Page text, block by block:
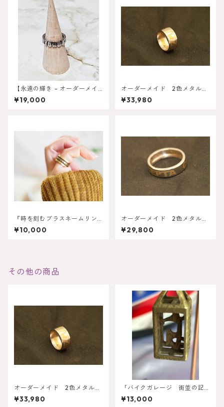
【永遠の輝き - オーダーメイ
ドクロムリング】5mmタイ
プ・6mmタイプ
¥19,000
オーダーメイド 2色メタルリ
ング １０ｍｍタイプ
¥33,980
『時を刻むブラスネームリン
グ』8mmタイプ・10mmタイ
プ
¥10,000
オーダーメイド 2色メタルリ
ング 6ｍｍタイプ
¥29,800
その他の商品
オーダーメイド 2色メタルリ
ング １０ｍｍタイプ
¥33,980
「バイクガレージ 街並の記
憶」オーダーメイドボトル型
ネックレス
¥13,000